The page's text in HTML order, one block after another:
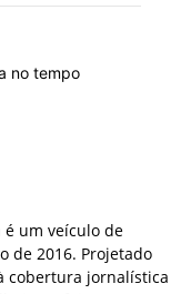
é um veículo de
de 2016. Projetado
cobertura jornalística